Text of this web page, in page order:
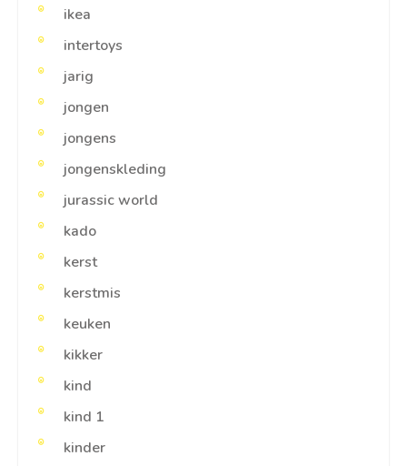
ikea
intertoys
jarig
jongen
jongens
jongenskleding
jurassic world
kado
kerst
kerstmis
keuken
kikker
kind
kind 1
kinder